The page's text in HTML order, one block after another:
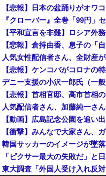
韓国サッカーのイメージが墜落